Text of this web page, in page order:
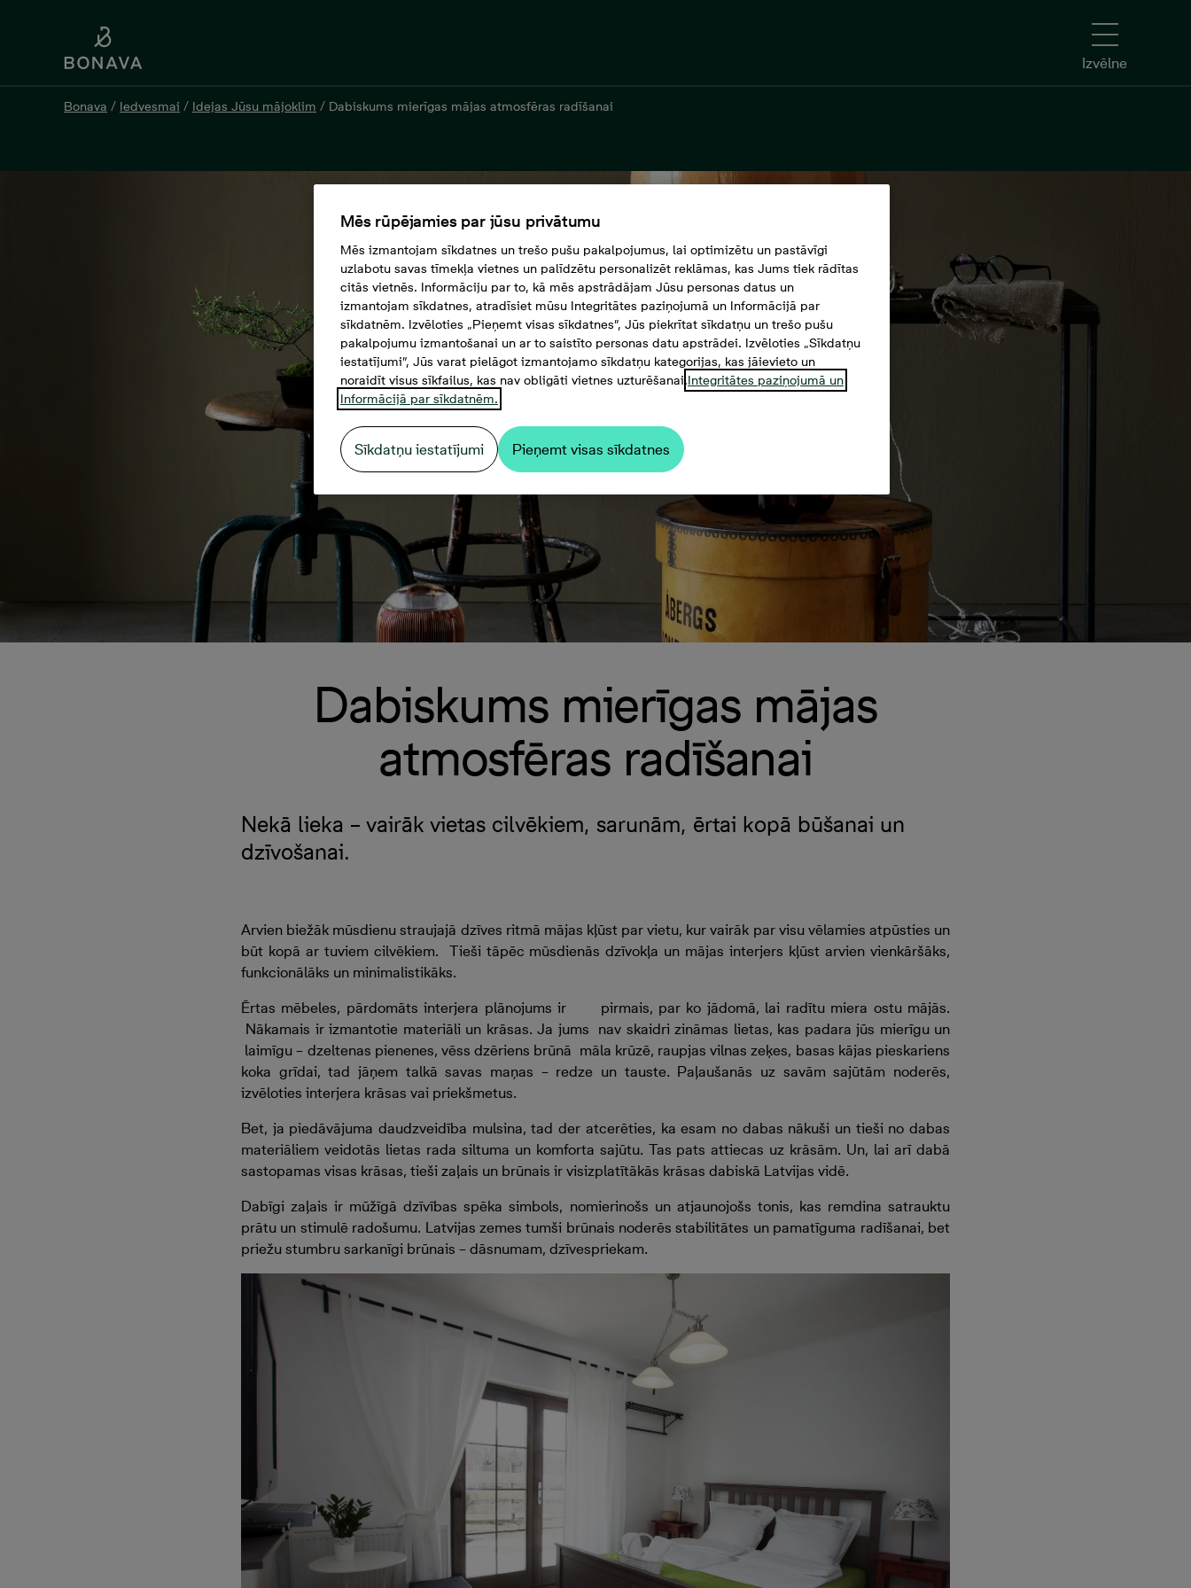
Izvēlne
Bonava / Iedvesmai / Idejas Jūsu mājoklim / Dabiskums mierīgas mājas atmosfēras radīšanai
Dabiskums mierīgas mājas
atmosfēras radīšanai
Nekā lieka – vairāk vietas cilvēkiem, sarunām, ērtai kopā būšanai un
dzīvošanai.
Arvien biežāk mūsdienu straujajā dzīves ritmā mājas kļūst par vietu, kur vairāk par visu vēlamies atpūsties un
būt kopā ar tuviem cilvēkiem. Tieši tāpēc mūsdienās dzīvokļa un mājas interjers kļūst arvien vienkāršāks,
funkcionālāks un minimalistikāks.
Ērtas mēbeles, pārdomāts interjera plānojums ir pirmais, par ko jādomā, lai radītu miera ostu mājās.
Nākamais ir izmantotie materiāli un krāsas. Ja jums nav skaidri zināmas lietas, kas padara jūs mierīgu un
laimīgu – dzeltenas pienenes, vēss dzēriens brūnā māla krūzē, raupjas vilnas zeķes, basas kājas pieskariens
koka grīdai, tad jāņem talkā savas maņas – redze un tauste. Paļaušanās uz savām sajūtām noderēs,
izvēloties interjera krāsas vai priekšmetus.
Bet, ja piedāvājuma daudzveidība mulsina, tad der atcerēties, ka esam no dabas nākuši un tieši no dabas
materiāliem veidotās lietas rada siltuma un komforta sajūtu. Tas pats attiecas uz krāsām. Un, lai arī dabā
sastopamas visas krāsas, tieši zaļais un brūnais ir visizplatītākās krāsas dabiskā Latvijas vidē.
Dabīgi zaļais ir mūžīgā dzīvības spēka simbols, nomierinošs un atjaunojošs tonis, kas remdina satrauktu
prātu un stimulē radošumu. Latvijas zemes tumši brūnais noderēs stabilitātes un pamatīguma radīšanai, bet
priežu stumbru sarkanīgi brūnais – dāsnumam, dzīvespriekam.
Mēs rūpējamies par jūsu privātumu
Mēs izmantojam sīkdatnes un trešo pušu pakalpojumus, lai optimizētu un pastāvīgi
uzlabotu savas tīmekļa vietnes un palīdzētu personalizēt reklāmas, kas Jums tiek rādītas
citās vietnēs. Informāciju par to, kā mēs apstrādājam Jūsu personas datus un
izmantojam sīkdatnes, atradīsiet mūsu Integritātes paziņojumā un Informācijā par
sīkdatnēm. Izvēloties „Pieņemt visas sīkdatnes”, Jūs piekrītat sīkdatņu un trešo pušu
pakalpojumu izmantošanai un ar to saistīto personas datu apstrādei. Izvēloties „Sīkdatņu
iestatījumi”, Jūs varat pielāgot izmantojamo sīkdatņu kategorijas, kas jāievieto un
noraidīt visus sīkfailus, kas nav obligāti vietnes uzturēšanai.Integritātes paziņojumā un
Informācijā par sīkdatnēm.
Sīkdatņu iestatījumi Pieņemt visas sīkdatnes